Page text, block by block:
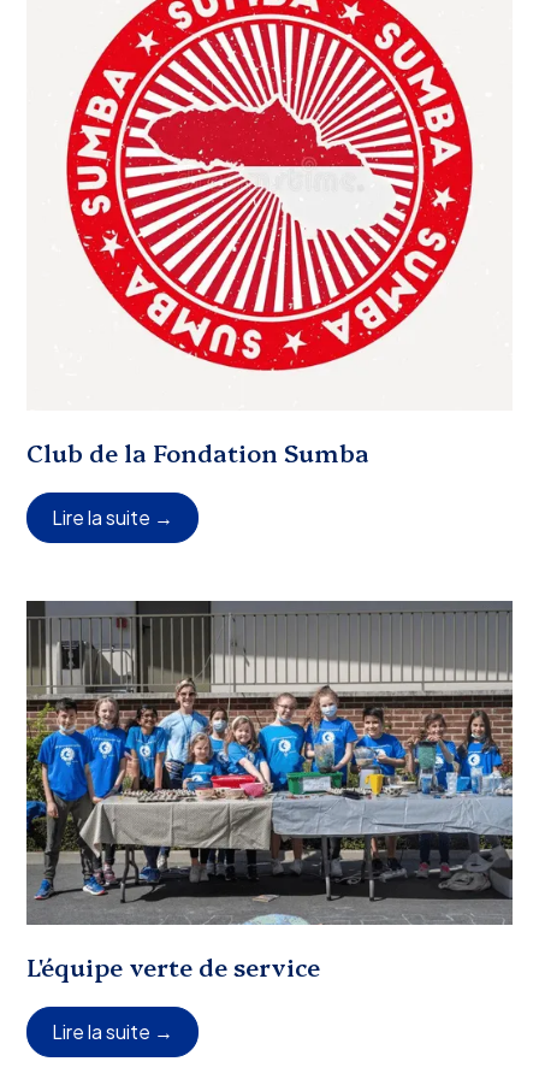
Club de la Fondation Sumba
Lire la suite →
L'équipe verte de service
Lire la suite →